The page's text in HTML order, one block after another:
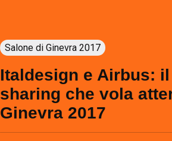
Salone di Ginevra 2017
Italdesign e Airbus:
sharing che vola
Ginevra 2017